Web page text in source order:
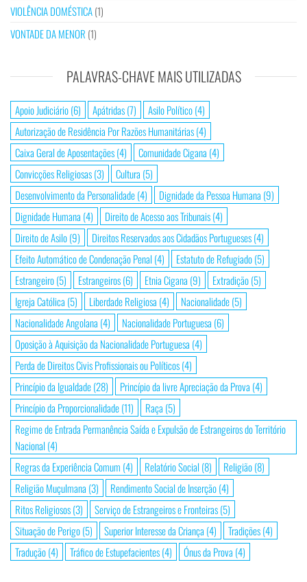
VIOLÊNCIA DOMÉSTICA(1)
VONTADE DA MENOR (1)
PALAVRAS-CHAVE MAIS UTILIZADAS
Apoio Judiciário(6) Apátridas(7) Asilo Político(4)
Autorização de Residência Por Razões Humanitárias(4)
Caixa Geral de Aposentações(4) Comunidade Cigana (4)
Convicções Religiosas(3) Cultura (5)
Desenvolvimento da Personalidade(4) Dignidade da Pessoa Humana (9)
Dignidade Humana (4) Direito de Acesso aos Tribunais(4)
Direito de Asilo(9) Direitos Reservados aos Cidadãos Portugueses(4)
Efeito Automático de Condenação Penal (4) Estatuto de Refugiado(5)
Estrangeiro(5) Estrangeiros(6) Etnia Cigana (9) Extradição(5)
Igreja Católica (5) Liberdade Religiosa (4) Nacionalidade(5)
Nacionalidade Angolana (4) Nacionalidade Portuguesa (6)
Oposição à Aquisição da Nacionalidade Portuguesa (4)
Perda de Direitos Civis Profissionais ou Políticos(4)
Princípio da Igualdade(28) Princípio da livre Apreciação da Prova (4)
Princípio da Proporcionalidade(11) Raça (5)
Regime de Entrada Permanência Saída e Expulsão de Estrangeiros do Território
Nacional (4)
Regras da Experiência Comum (4) Relatório Social (8) Religião(8)
Religião Muçulmana (3) Rendimento Social de Inserção(4)
Ritos Religiosos(3) Serviço de Estrangeiros e Fronteiras(5)
Situação de Perigo(5) Superior Interesse da Criança (4) Tradições(4)
Tradução(4) Tráfico de Estupefacientes(4) Ónus da Prova (4)